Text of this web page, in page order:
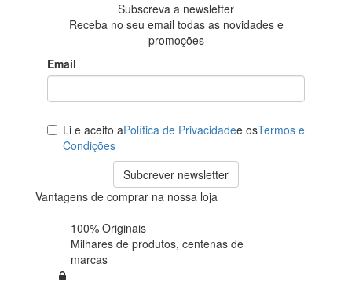
Subscreva a newsletter
Receba no seu email todas as novidades e
promoções
Email
Li e aceito aPolítica de Privacidadee osTermos e
Condições
Subcrever newsletter
Vantagens de comprar na nossa loja
100% Originais
Milhares de produtos, centenas de
marcas